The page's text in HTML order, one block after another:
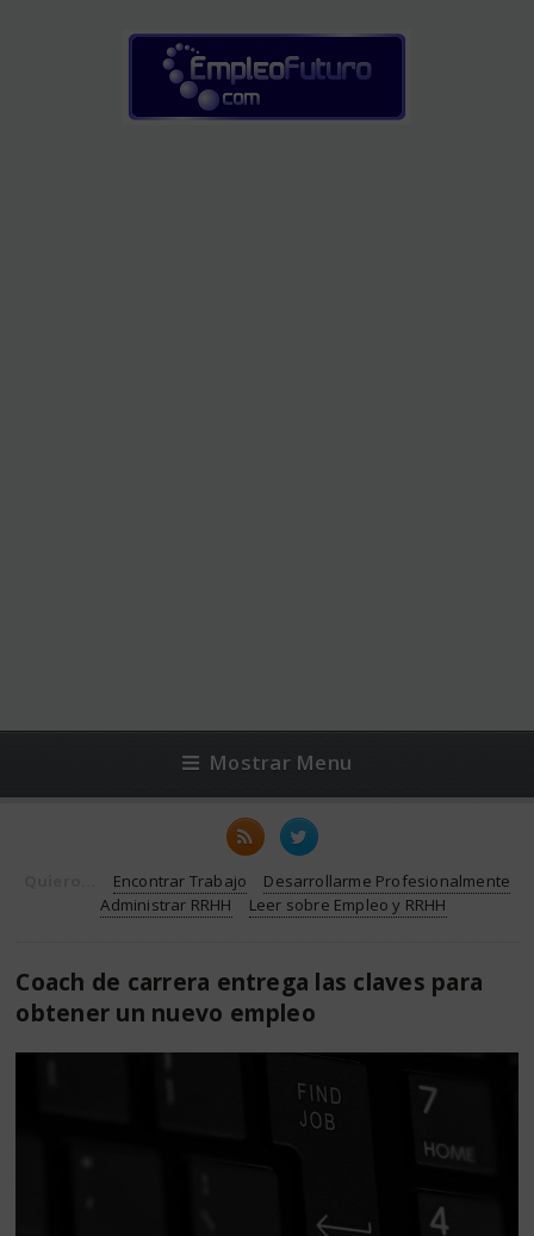
Mostrar Menu
Encontrar Trabajo
Desarrollarme Profesionalmente
Administrar RRHH
Leer sobre Empleo y RRHH
Coach de carrera entrega las claves para
obtener un nuevo empleo